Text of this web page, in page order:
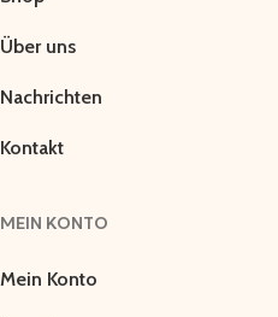
Über uns
Nachrichten
Kontakt
MEIN KONTO
Mein Konto